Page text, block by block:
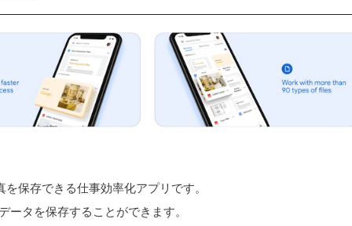
保存できる仕事効率化アプリです。
タを保存することができます。